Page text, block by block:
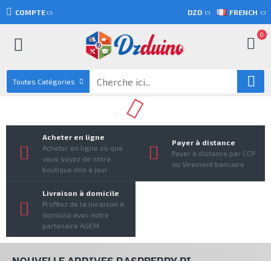
COMPTE DZD FRENCH
0
Toutes Catégories
Acheter en ligne
Acheter en ligne où que
vous soyez de notre
boutique mis à jour
Payer à distance
Payer à distance par CCP
ou Virement bancaire
Livraison à domicile
Profitez de la livraison à
domicile avec notre
partenaire AGEM